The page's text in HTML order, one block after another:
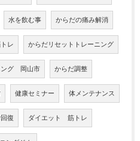
水を飲む事 からだの痛み解消
レ からだリセットトレーニング
ング 岡山市 からだ調整
健康セミナー 体メンテナンス
復 ダイエット 筋トレ